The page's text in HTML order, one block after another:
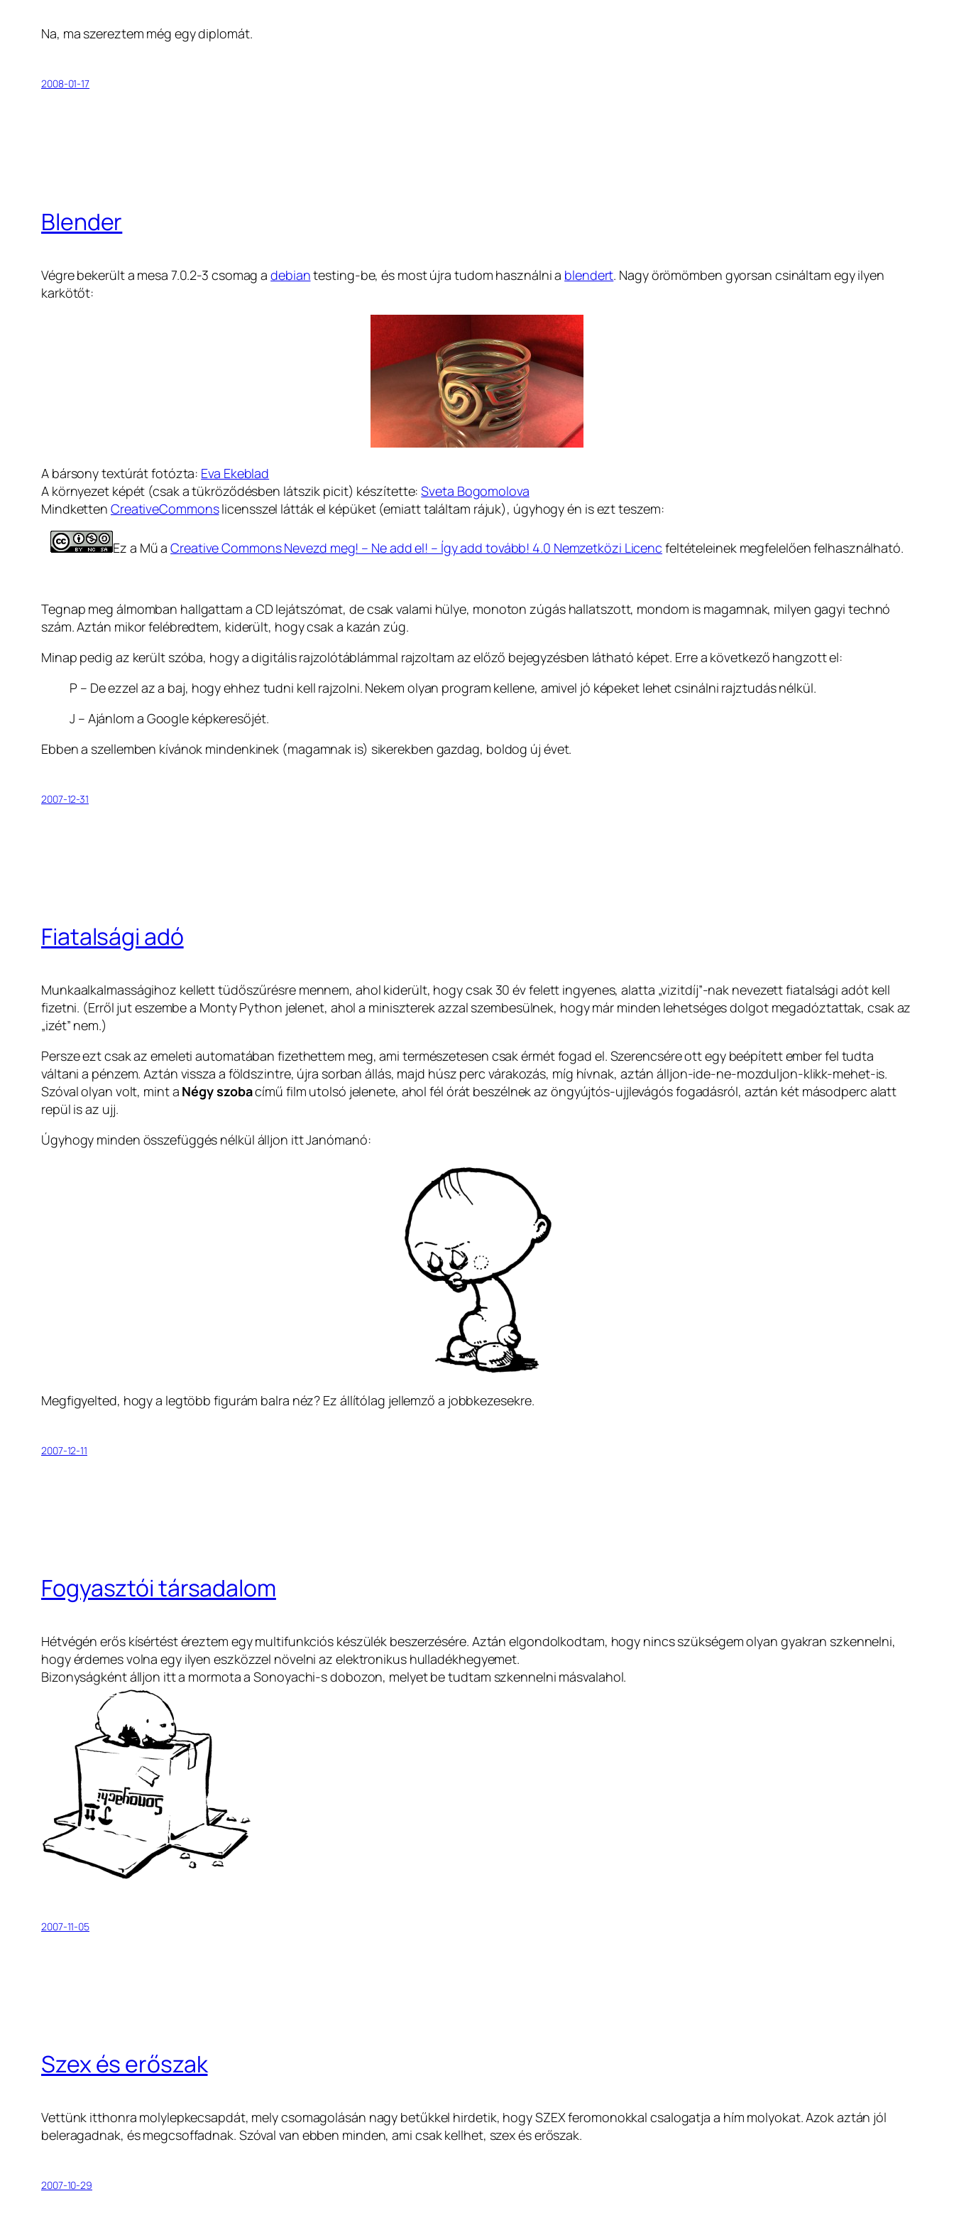
Na, ma szereztem még egy diplomát.
2008-01-17
Blender
Végre bekerült a mesa 7.0.2-3 csomag adebiantesting-be, és most újra tudom használni a blendert. Nagy örömömben gyorsan csináltam egy ilyen
karkötőt:
A bársony textúrát fotózta: Eva Ekeblad
A környezet képét (csak a tükröződésben látszik picit) készítette:Sveta Bogomolova
Mindketten CreativeCommonslicensszel látták el képüket (emiatt találtam rájuk), úgyhogy én is ezt teszem:
Ez a Mű aCreative Commons Nevezd meg! – Ne add el! – Így add tovább! 4.0 Nemzetközi Licenc feltételeinek megfelelően felhasználható.
Tegnap meg álmomban hallgattam a CD lejátszómat, de csak valami hülye, monoton zúgás hallatszott, mondom is magamnak, milyen gagyi technó
szám. Aztán mikor felébredtem, kiderült, hogy csak a kazán zúg.
Minap pedig az került szóba, hogy a digitális rajzolótáblámmal rajzoltam az előző bejegyzésben látható képet. Erre a következő hangzott el:
P – De ezzel az a baj, hogy ehhez tudni kell rajzolni. Nekem olyan program kellene, amivel jó képeket lehet csinálni rajztudás nélkül.
J – Ajánlom a Google képkeresőjét.
Ebben a szellemben kívánok mindenkinek (magamnak is) sikerekben gazdag, boldog új évet.
2007-12-31
Fiatalsági adó
Munkaalkalmasságihoz kellett tüdőszűrésre mennem, ahol kiderült, hogy csak 30 év felett ingyenes, alatta „vizitdíj”-nak nevezett fiatalsági adót kell
fizetni. (Erről jut eszembe a Monty Python jelenet, ahol a miniszterek azzal szembesülnek, hogy már minden lehetséges dolgot megadóztattak, csak az
„izét” nem.)
Persze ezt csak az emeleti automatában fizethettem meg, ami természetesen csak érmét fogad el. Szerencsére ott egy beépített ember fel tudta
váltani a pénzem. Aztán vissza a földszintre, újra sorban állás, majd húsz perc várakozás, míg hívnak, aztán álljon-ide-ne-mozduljon-klikk-mehet-is.
Szóval olyan volt, mint a Négy szobacímű film utolsó jelenete, ahol fél órát beszélnek az öngyújtós-ujjlevágós fogadásról, aztán két másodperc alatt
repül is az ujj.
Úgyhogy minden összefüggés nélkül álljon itt Janómanó:
Megfigyelted, hogy a legtöbb figurám balra néz? Ez állítólag jellemző a jobbkezesekre.
2007-12-11
Fogyasztói társadalom
Hétvégén erős kísértést éreztem egy multifunkciós készülék beszerzésére. Aztán elgondolkodtam, hogy nincs szükségem olyan gyakran szkennelni,
hogy érdemes volna egy ilyen eszközzel növelni az elektronikus hulladékhegyemet.
Bizonyságként álljon itt a mormota a Sonoyachi-s dobozon, melyet be tudtam szkennelni másvalahol.
2007-11-05
Szex és erőszak
Vettünk itthonra molylepkecsapdát, mely csomagolásán nagy betűkkel hirdetik, hogy SZEX feromonokkal csalogatja a hím molyokat. Azok aztán jól
beleragadnak, és megcsoffadnak. Szóval van ebben minden, ami csak kellhet, szex és erőszak.
2007-10-29